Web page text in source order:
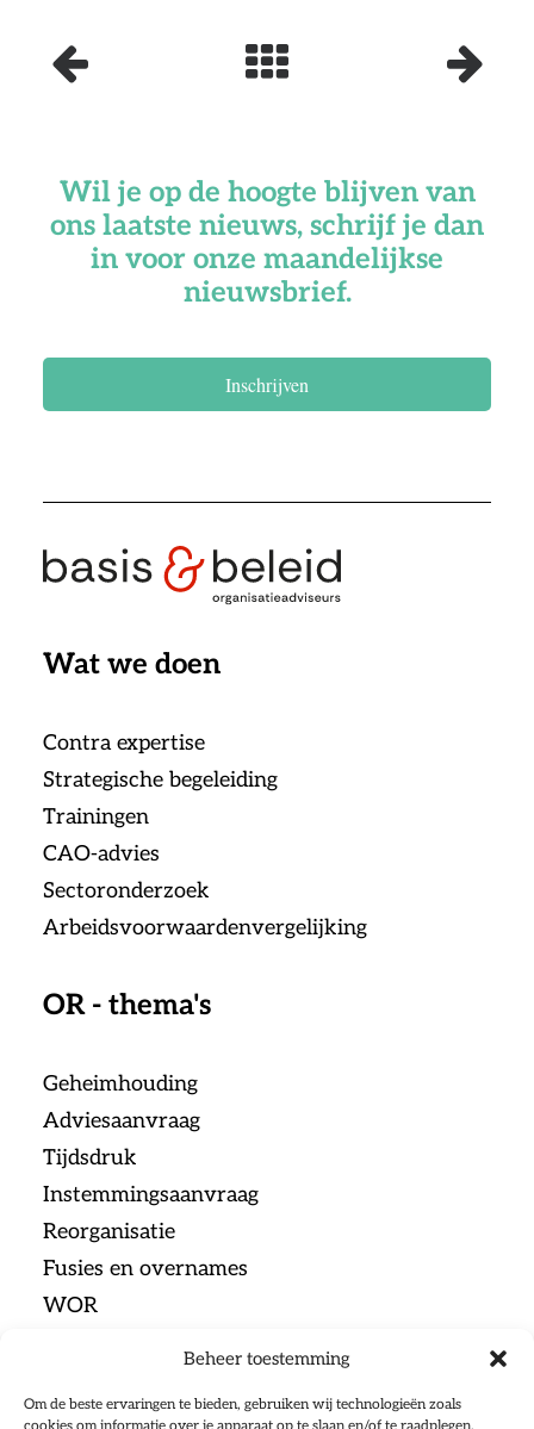
Beheer toestemming
Om de beste ervaringen te bieden, gebruiken wij technologieën zoals
Wil je op de hoogte blijven van
ons laatste nieuws, schrijf je dan
in voor onze maandelijkse
nieuwsbrief.
Inschrijven
Wat we doen
Contra expertise
Strategische begeleiding
Trainingen
CAO-advies
Sectoronderzoek
Arbeidsvoorwaardenvergelijking
OR - thema's
Geheimhouding
Adviesaanvraag
Tijdsdruk
Instemmingsaanvraag
Reorganisatie
Fusies en overnames
WOR